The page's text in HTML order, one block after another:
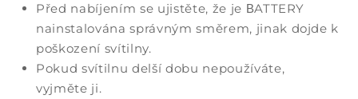
Před nabíjením se ujistěte, že je ΒATTERY
nainstalována správným směrem, jinak dojde k
poškození svítilny.
Pokud svítilnu delší dobu nepoužíváte,
vyjměte ji.